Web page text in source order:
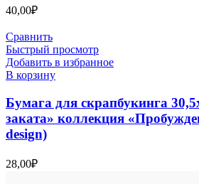
40,00₽
Сравнить
Быстрый просмотр
Добавить в избранное
В корзину
Бумага для скрапбукинга
заката» коллекция
design)
28,00₽